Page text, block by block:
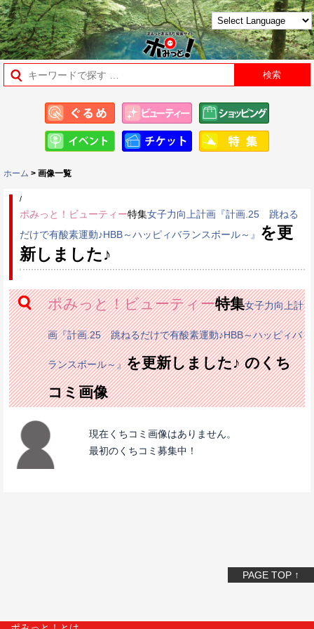
ホーム > 画像一覧
/
ポみっと！ビューティー特集女子力向上計画『計画.25 跳ねる
だけで有酸素運動♪HBB～ハッピィバランスボール～』
を更
新しました♪
ポみっと！ビューティー特集女子力向上計
画『計画.25 跳ねるだけで有酸素運動♪HBB～ハッピィバ
ランスボール～』を更新しました♪ のくち
コミ画像
現在くちコミ画像はありません。
最初のくちコミ募集中！
PAGE TOP ↑